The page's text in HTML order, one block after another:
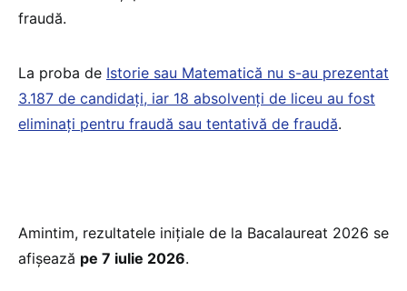
fraudă.
La proba de Istorie sau Matematică nu s-au prezentat
3.187 de candidați, iar 18 absolvenți de liceu au fost
eliminați pentru fraudă sau tentativă de fraudă.
Amintim, rezultatele inițiale de la Bacalaureat 2026 se
afișează pe 7 iulie 2026.